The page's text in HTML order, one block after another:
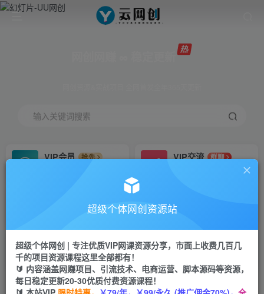
输入关键词搜索
VIP会员
抢先
VIP交流
群聊
研究探讨更多创业项目路子。
会员专属推广链接
招募站长
挂机
项目
脚本卡密
APP下载
GO
首页 创业课程 会员免费 正文
超级个体网创资源站
超级个体网创 | 专注优质VIP网课资源分享，市面上收费几百几
千的项目资源课程这里全部都有！
🔰 内容涵盖网赚项目、引流技术、电商运营、脚本源码等资源，
每日稳定更新20-30优质付费资源课程！